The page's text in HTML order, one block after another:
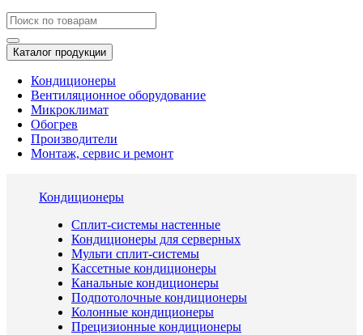
Каталог продукции
Кондиционеры
Вентиляционное оборудование
Микроклимат
Обогрев
Производители
Монтаж, сервис и ремонт
Кондиционеры
Сплит-системы настенные
Кондиционеры для серверных
Мульти сплит-системы
Кассетные кондиционеры
Канальные кондиционеры
Подпотолочные кондиционеры
Колонные кондиционеры
Прецизионные кондиционеры